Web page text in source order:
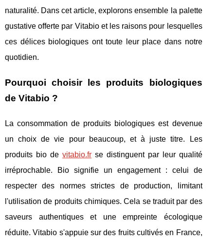
naturalité. Dans cet article, explorons ensemble la palette
gustative offerte par Vitabio et les raisons pour lesquelles
ces délices biologiques ont toute leur place dans notre
quotidien.
Pourquoi choisir les produits biologiques
de Vitabio ?
La consommation de produits biologiques est devenue
un choix de vie pour beaucoup, et à juste titre. Les
produits bio de vitabio.frse distinguent par leur qualité
irréprochable. Bio signifie un engagement : celui de
respecter des normes strictes de production, limitant
l'utilisation de produits chimiques. Cela se traduit par des
saveurs authentiques et une empreinte écologique
réduite. Vitabio s'appuie sur des fruits cultivés en France,